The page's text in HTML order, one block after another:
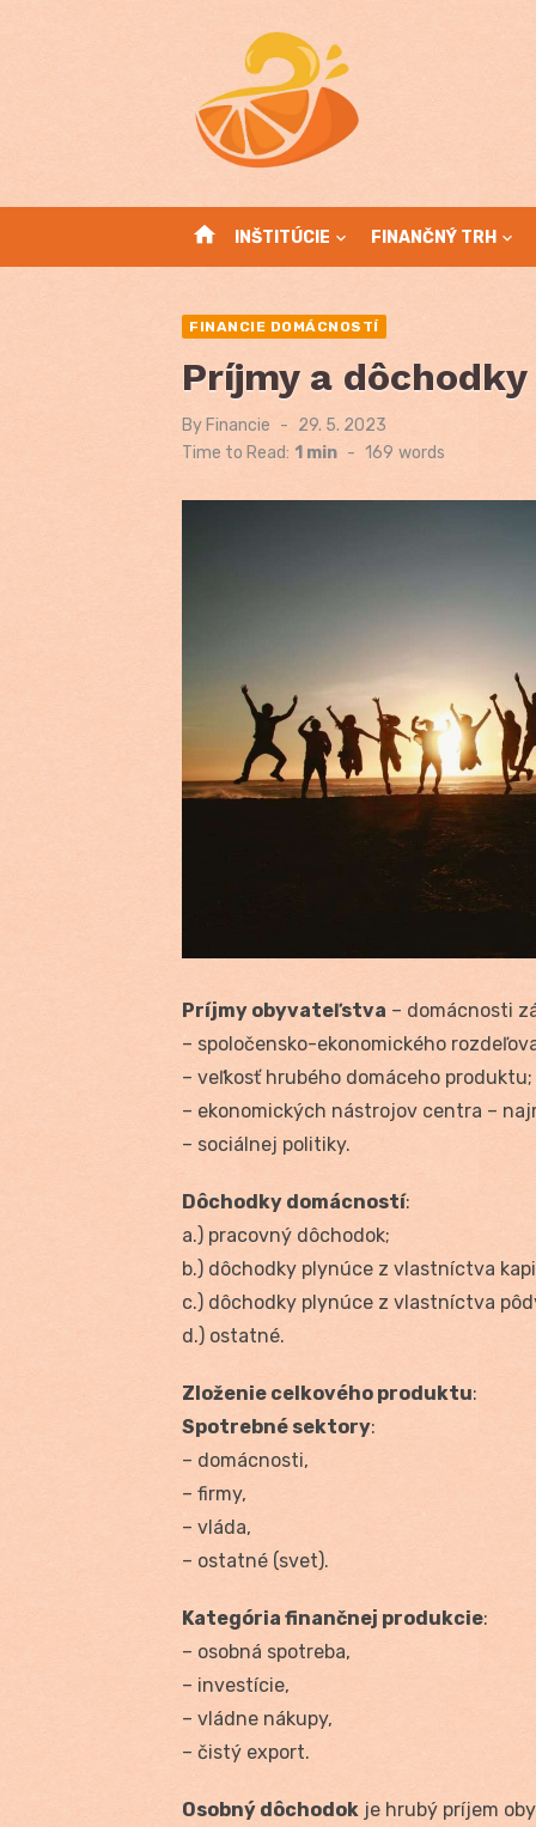
home INŠTITÚCIE FINANČNÝ TRH
FINANCIE DOMÁCNOSTÍ
Príjmy a
By Financie
Posted
on
29. 5. 2023
Time to Read: 1 min - 169 words
Príjmy obyvateľstva – domácnosti
– spoločensko-ekonomického
– veľkosť hrubého domáceho produktu;
– ekonomických nástrojov centra –
– sociálnej politiky.
Dôchodky domácností:
a.) pracovný dôchodok;
b.) dôchodky plynúce z vlastníctva
c.) dôchodky plynúce z vlastníctva
d.) ostatné.
Zloženie celkového produktu:
Spotrebné sektory:
– domácnosti,
– firmy,
– vláda,
– ostatné (svet).
Kategória finančnej produkcie:
– osobná spotreba,
– investície,
– vládne nákupy,
– čistý export.
Osobný dôchodok je hrubý príjem